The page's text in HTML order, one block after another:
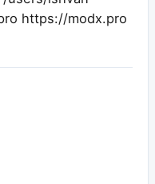
https://modx.pro